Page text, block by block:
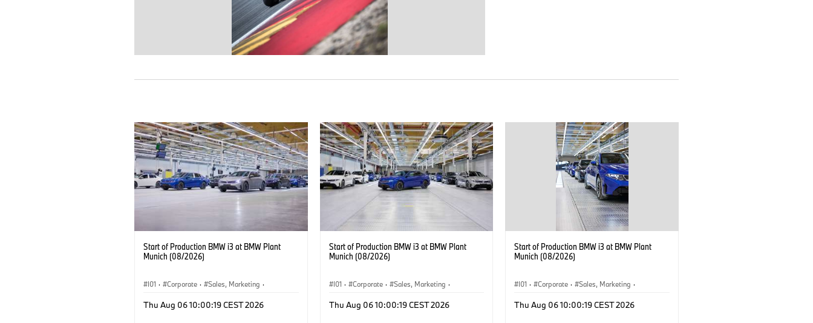
Start of Production BMW i3 at BMW Plant
Munich (08/2026)
I01 · Corporate · Sales, Marketing ·
Thu Aug 06 10:00:19 CEST 2026
Start of Production BMW i3 at BMW Plant
Munich (08/2026)
I01 · Corporate · Sales, Marketing ·
Thu Aug 06 10:00:19 CEST 2026
Start of Production BMW i3 at BMW Plant
Munich (08/2026)
I01 · Corporate · Sales, Marketing ·
Thu Aug 06 10:00:19 CEST 2026